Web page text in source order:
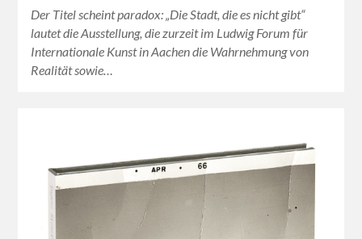
Der Titel scheint paradox: „Die Stadt, die es nicht gibt“
lautet die Ausstellung, die zurzeit im Ludwig Forum für
Internationale Kunst in Aachen die Wahrnehmung von
Realität sowie…